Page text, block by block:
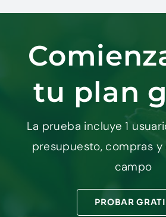
tu plan
La prueba incluye 1
presupuesto, compras
campo
PROBAR